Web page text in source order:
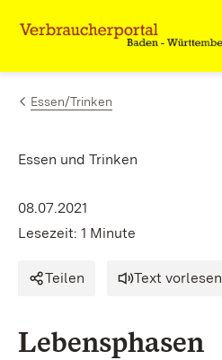
Zum Inhalt springen
Link zur Startseite
Essen/Trinken
Essen und Trinken
08.07.2021
Lesezeit: 1 Minute
Teilen Text vorlesen
Lebensphasen